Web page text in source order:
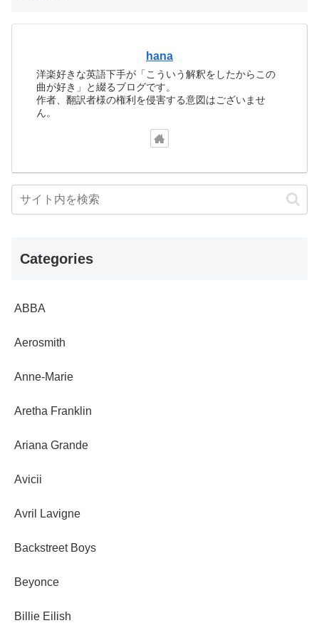
hana
洋楽好きな英語下手が「こういう解釈をしたからこの
曲が好き」と綴るブログです。
作者、翻訳者様の権利を侵害する意図はございませ
ん。
Categories
ABBA
Aerosmith
Anne-Marie
Aretha Franklin
Ariana Grande
Avicii
Avril Lavigne
Backstreet Boys
Beyonce
Billie Eilish